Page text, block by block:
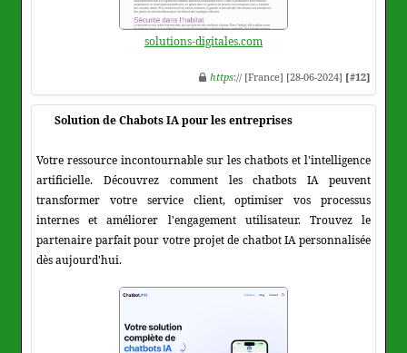
solutions-digitales.com
https:// [France] [28-06-2024] [#12]
Solution de Chabots IA pour les entreprises
Votre ressource incontournable sur les chatbots et l'intelligence
artificielle. Découvrez comment les chatbots IA peuvent
transformer votre service client, optimiser vos processus
internes et améliorer l'engagement utilisateur. Trouvez le
partenaire parfait pour votre projet de chatbot IA personnalisée
dès aujourd'hui.